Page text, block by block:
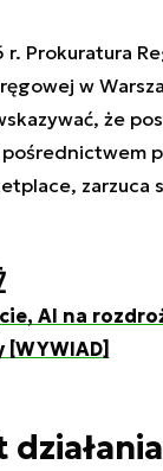
r. Prokuratura
w
że
pośrednictwem
zarzuca
AI na